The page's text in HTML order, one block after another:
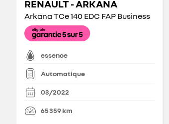
RENAULT - ARKANA
Arkana TCe 140 EDC FAP Business
essence
Automatique
03/2022
65 359km